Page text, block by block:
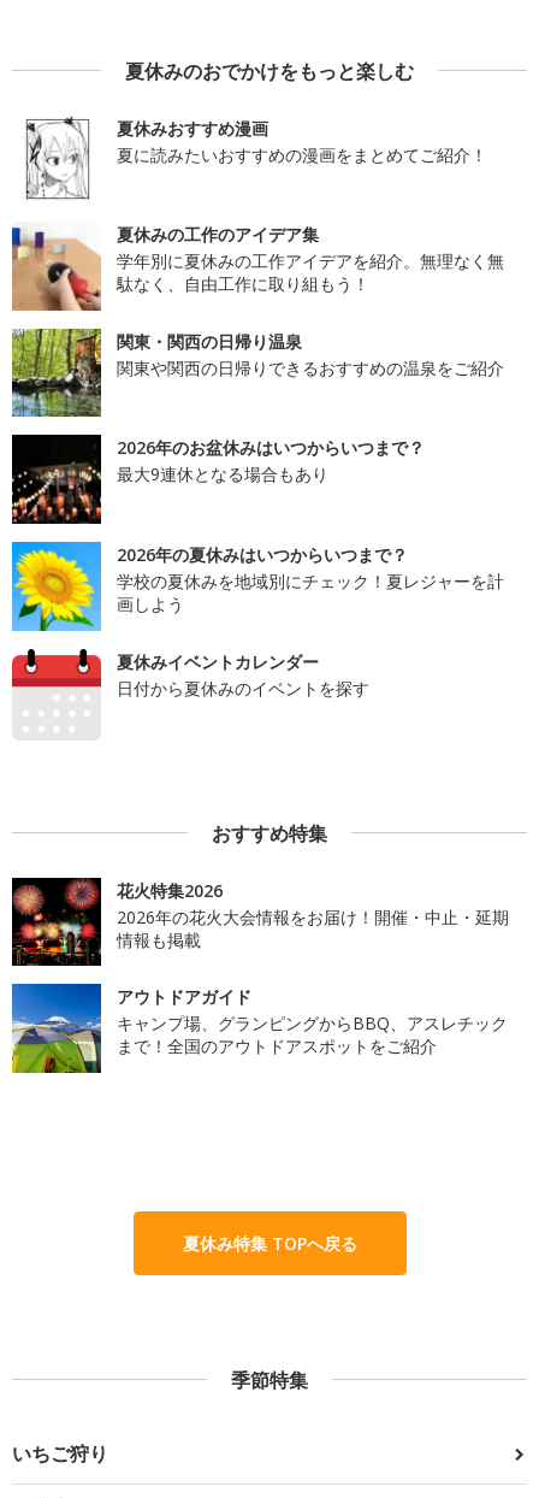
夏休みのおでかけをもっと楽しむ
夏休みおすすめ漫画
夏に読みたいおすすめの漫画をまとめてご紹介！
夏休みの工作のアイデア集
学年別に夏休みの工作アイデアを紹介。無理なく無
駄なく、自由工作に取り組もう！
関東・関西の日帰り温泉
関東や関西の日帰りできるおすすめの温泉をご紹介
2026年のお盆休みはいつからいつまで？
最大9連休となる場合もあり
2026年の夏休みはいつからいつまで？
学校の夏休みを地域別にチェック！夏レジャーを計
画しよう
夏休みイベントカレンダー
日付から夏休みのイベントを探す
おすすめ特集
花火特集2026
2026年の花火大会情報をお届け！開催・中止・延期
情報も掲載
アウトドアガイド
キャンプ場、グランピングからBBQ、アスレチック
まで！全国のアウトドアスポットをご紹介
夏休み特集 TOPへ戻る
季節特集
いちご狩り